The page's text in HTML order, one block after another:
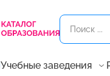
Учебные заведения